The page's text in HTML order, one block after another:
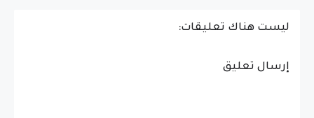
ليست هناك تعليقات:
إرسال تعليق